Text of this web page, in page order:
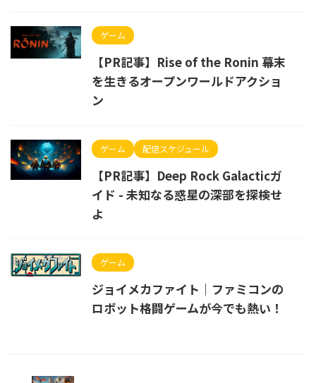
ゲーム
【PR記事】Rise of the Ronin 幕末
を生きるオープンワールドアクショ
ン
ゲーム 配信スケジュール
【PR記事】Deep Rock Galacticガ
イド - 未知なる惑星の深部を探検せ
よ
ゲーム
ジョイメカファイト｜ファミコンの
ロボット格闘ゲームが今でも熱い！